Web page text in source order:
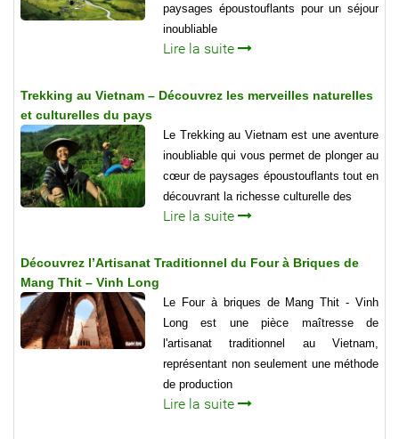
paysages époustouflants pour un séjour
inoubliable
Lire la suite
Trekking au Vietnam – Découvrez les merveilles naturelles
et culturelles du pays
Le Trekking au Vietnam est une aventure
inoubliable qui vous permet de plonger au
cœur de paysages époustouflants tout en
découvrant la richesse culturelle des
Lire la suite
Découvrez l’Artisanat Traditionnel du Four à Briques de
Mang Thit – Vinh Long
Le Four à briques de Mang Thit - Vinh
Long est une pièce maîtresse de
l'artisanat traditionnel au Vietnam,
représentant non seulement une méthode
de production
Lire la suite